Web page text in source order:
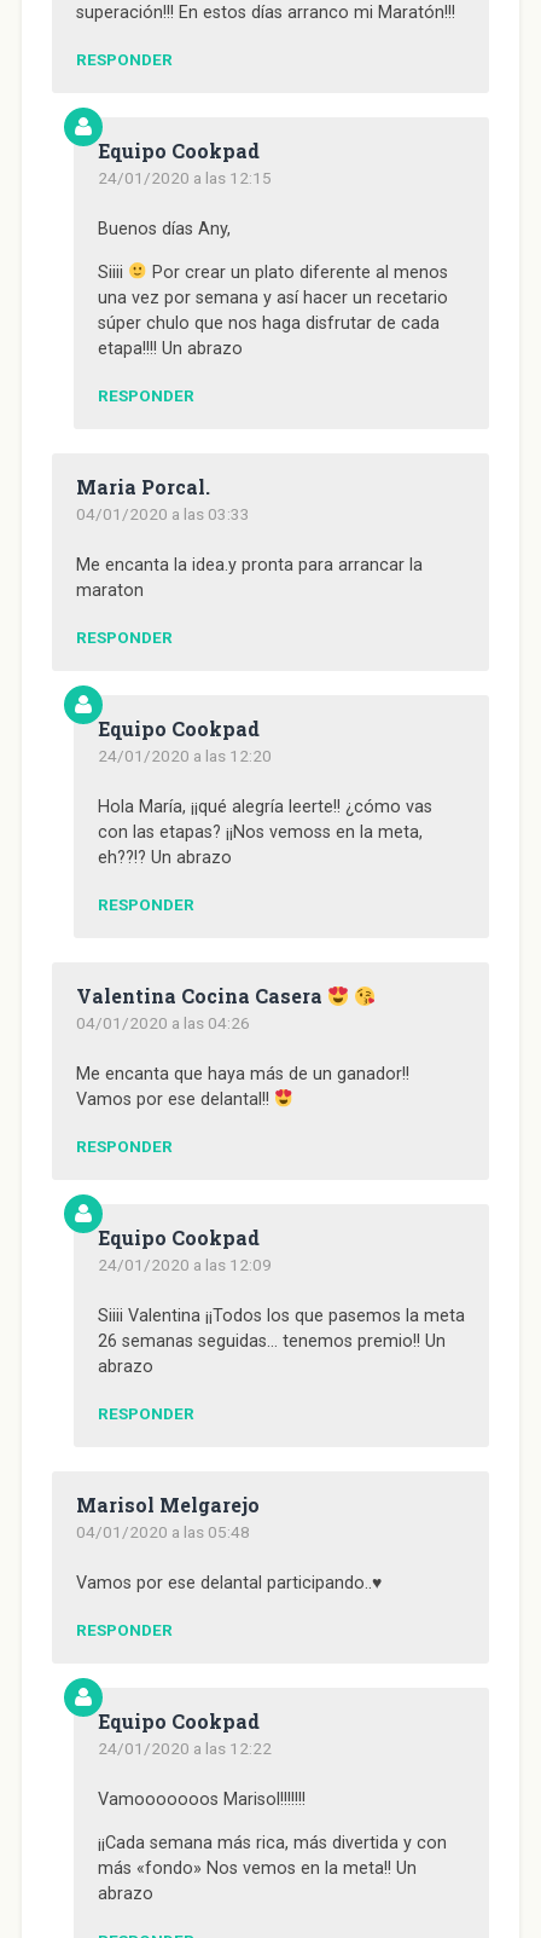
superación!!! En estos días arranco mi Maratón!!!
RESPONDER
Equipo Cookpad
24/01/2020 a las 12:15
Buenos días Any,
Siiii
Por crear un plato diferente al menos
una vez por semana y así hacer un recetario
súper chulo que nos haga disfrutar de cada
etapa!!!! Un abrazo
RESPONDER
Maria Porcal.
04/01/2020 a las 03:33
Me encanta la idea.y pronta para arrancar la
maraton
RESPONDER
Equipo Cookpad
24/01/2020 a las 12:20
Hola María, ¡¡qué alegría leerte!! ¿cómo vas
con las etapas? ¡¡Nos vemoss en la meta,
eh??!? Un abrazo
RESPONDER
Valentina Cocina Casera
04/01/2020 a las 04:26
Me encanta que haya más de un ganador!!
Vamos por ese delantal!!
RESPONDER
Equipo Cookpad
24/01/2020 a las 12:09
Siiii Valentina ¡¡Todos los que pasemos la meta
26 semanas seguidas… tenemos premio!! Un
abrazo
RESPONDER
Marisol Melgarejo
04/01/2020 a las 05:48
Vamos por ese delantal participando..♥️
RESPONDER
Equipo Cookpad
24/01/2020 a las 12:22
Vamooooooos Marisol!!!!!!!
¡¡Cada semana más rica, más divertida y con
más «fondo» Nos vemos en la meta!! Un
abrazo